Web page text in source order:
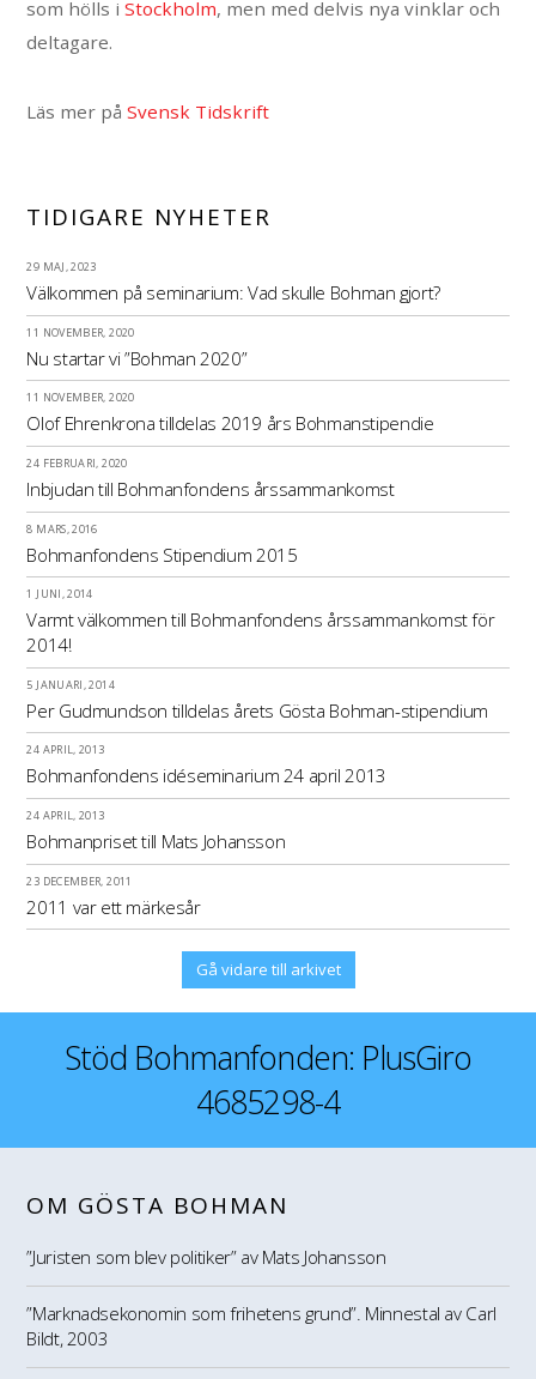
som hölls iStockholm, men med delvis nya vinklar och
deltagare.
Läs mer påSvensk Tidskrift
TIDIGARE NYHETER
29 MAJ, 2023
Välkommen på seminarium: Vad skulle Bohman gjort?
11 NOVEMBER, 2020
Nu startar vi ”Bohman 2020”
11 NOVEMBER, 2020
Olof Ehrenkrona tilldelas 2019 års Bohmanstipendie
24 FEBRUARI, 2020
Inbjudan till Bohmanfondens årssammankomst
8 MARS, 2016
Bohmanfondens Stipendium 2015
1 JUNI, 2014
Varmt välkommen till Bohmanfondens årssammankomst för
2014!
5 JANUARI, 2014
Per Gudmundson tilldelas årets Gösta Bohman-stipendium
24 APRIL, 2013
Bohmanfondens idéseminarium 24 april 2013
24 APRIL, 2013
Bohmanpriset till Mats Johansson
23 DECEMBER, 2011
2011 var ett märkesår
Gå vidare till arkivet
Stöd Bohmanfonden: PlusGiro
4685298-4
OM GÖSTA BOHMAN
”Juristen som blev politiker” av Mats Johansson
”Marknadsekonomin som frihetens grund”. Minnestal av Carl
Bildt, 2003